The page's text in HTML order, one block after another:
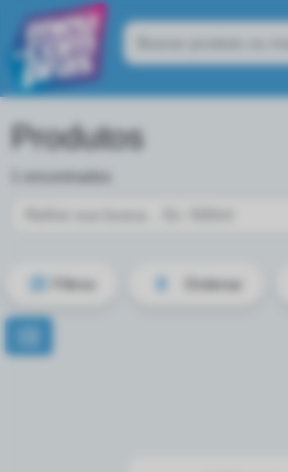
Produtos
1 encontrados
Ordenar